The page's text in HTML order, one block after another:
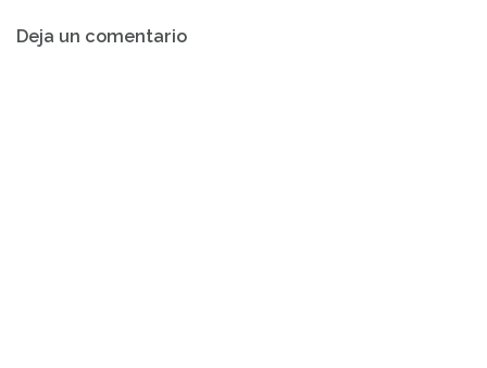
de
Deja un comentario